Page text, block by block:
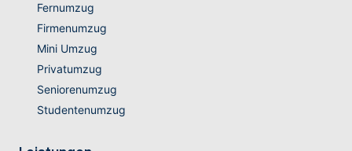
Fernumzug
Firmenumzug
Mini Umzug
Privatumzug
Seniorenumzug
Studentenumzug